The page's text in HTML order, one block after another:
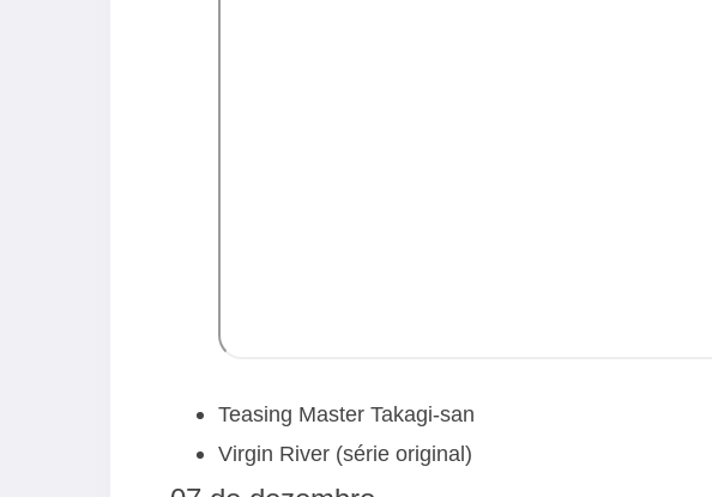
Teasing Master Takagi-san
Virgin River (série original)